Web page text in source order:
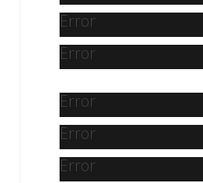
Error
Error
Error
Error
Error